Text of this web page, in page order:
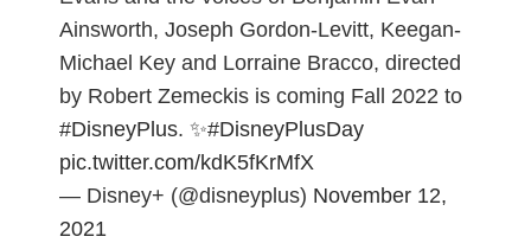
Ainsworth, Joseph Gordon-Levitt, Keegan-
Michael Key and Lorraine Bracco, directed
by Robert Zemeckis is coming Fall 2022 to
#DisneyPlus. ✨#DisneyPlusDay
pic.twitter.com/kdK5fKrMfX
— Disney+ (@disneyplus) November 12,
2021